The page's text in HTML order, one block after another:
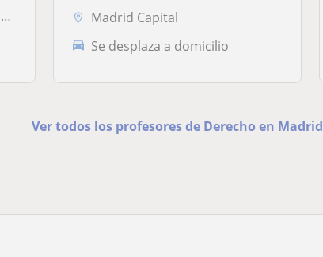
Madrid Capital
Se desplaza a domicilio
Ver todos los profesores de Derecho en Madrid